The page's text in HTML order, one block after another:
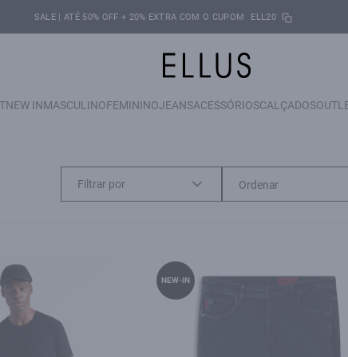
SALE | ATÉ 50% OFF + 20% EXTRA COM O CUPOM ELL20
NEW INMASCULINOFEMININOJEANSACESSÓRIOSCALÇADOS
Filtrar por
NEW-IN